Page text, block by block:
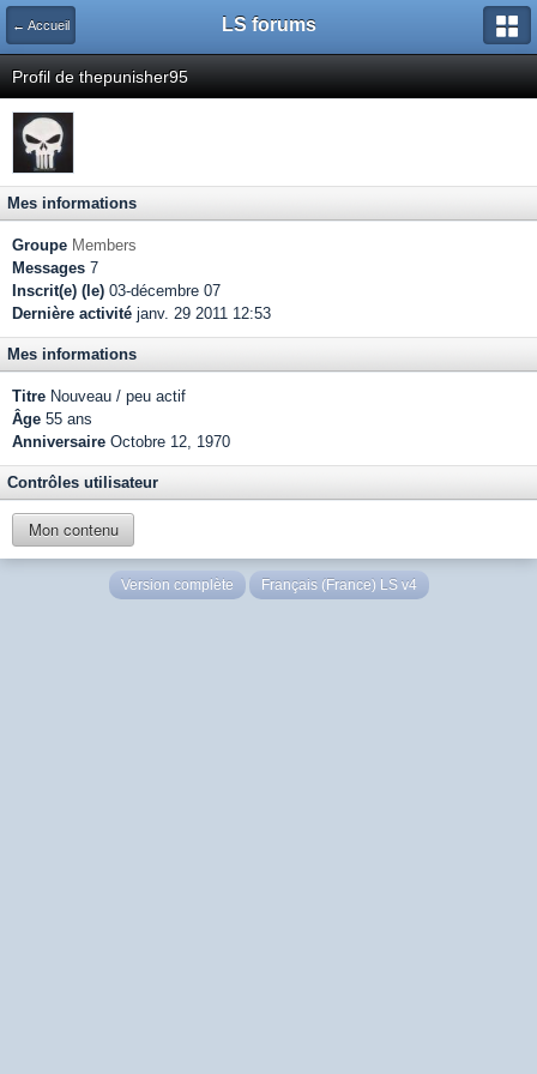
← Accueil LS forums
Profil de thepunisher95
Mes informations
Groupe Members
Messages 7
Inscrit(e) (le) 03-décembre 07
Dernière activité janv. 29 2011 12:53
Mes informations
Titre Nouveau / peu actif
Âge 55 ans
Anniversaire Octobre 12, 1970
Contrôles utilisateur
Mon contenu
Version complète Français (France) LS v4